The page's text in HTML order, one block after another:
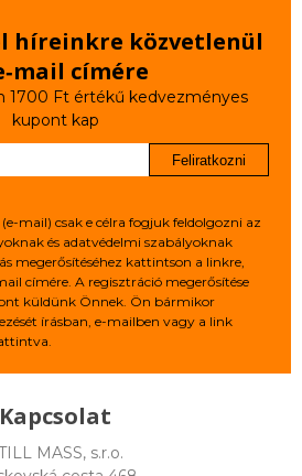
híreinkre közvetlenül
címére
1700 Ft értékű kedvezményes
kupont kap
Feliratkozni
mail) csak e célra fogjuk feldolgozni az
és adatvédelmi szabályoknak
megerősítéséhez kattintson a linkre,
címére. A regisztráció megerősítése
küldünk Önnek. Ön bármikor
írásban, e-mailben vagy a link
Kapcsolat
MASS, s.r.o.